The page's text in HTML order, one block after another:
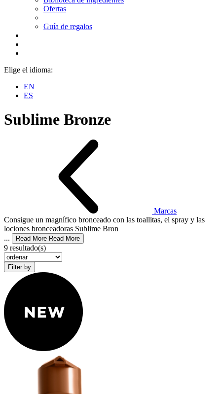
Ofertas
Guía de regalos
Elige el idioma:
EN
ES
Sublime Bronze
Marcas
Consigue un magnífico bronceado con las toallitas, el spray y las
lociones bronceadoras Sublime Bron
...
Read More Read More
9 resultado(s)
Filter by